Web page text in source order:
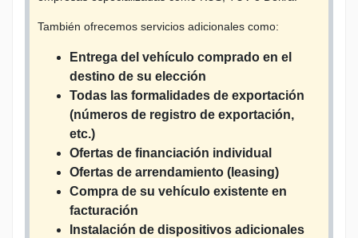
También ofrecemos servicios adicionales como:
Entrega del vehículo comprado en el
destino de su elección
Todas las formalidades de exportación
(números de registro de exportación,
etc.)
Ofertas de financiación individual
Ofertas de arrendamiento (leasing)
Compra de su vehículo existente en
facturación
Instalación de dispositivos adicionales